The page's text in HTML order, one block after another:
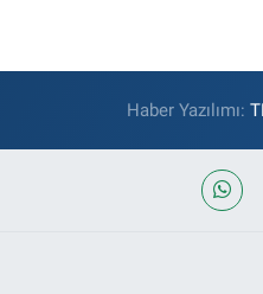
Haber Yazılımı: